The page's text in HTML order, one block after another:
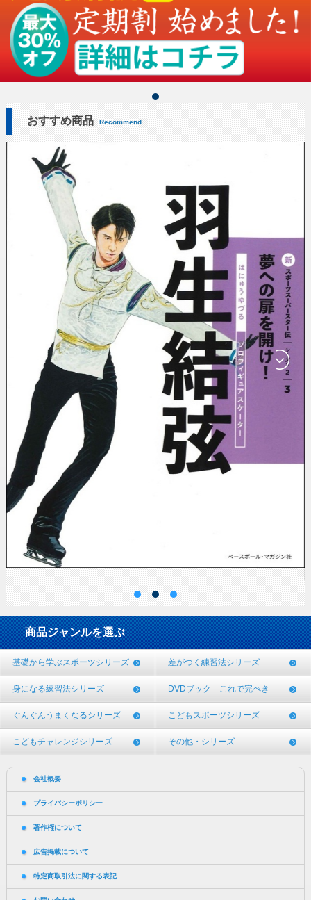
おすすめ商品 Recommend
商品ジャンルを選ぶ
基礎から学ぶスポーツシリーズ 差がつく練習法シリーズ
身になる練習法シリーズ DVDブック これで完ぺき
ぐんぐんうまくなるシリーズ こどもスポーツシリーズ
こどもチャレンジシリーズ その他・シリーズ
会社概要
プライバシーポリシー
著作権について
広告掲載について
特定商取引法に関する表記